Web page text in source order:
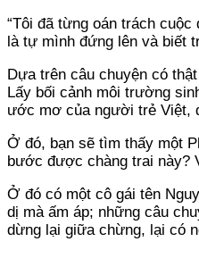
“Tôi đã từng oán trách
là tự mình đứng lên và biết
Dựa trên câu chuyện có thật
Lấy bối cảnh môi trường
ước mơ của người trẻ Việt,
Ở đó, bạn sẽ tìm thấy một
bước được chàng trai này?
Ở đó có một cô gái tên
dị mà ấm áp; những câu
dừng lại giữa chừng, lại có